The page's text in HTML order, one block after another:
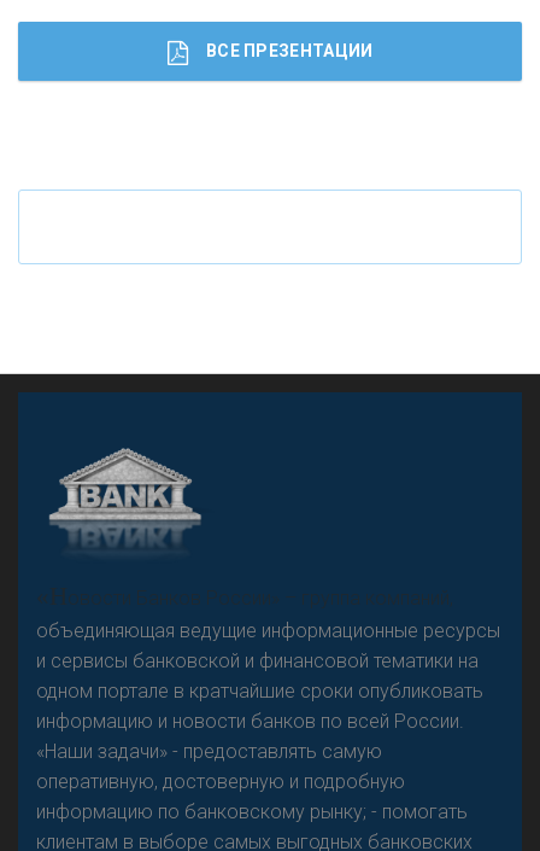
Резкого разворота на рынке автокредитов не
предвидится - «Интервью»
Что будет с наличными деньгами при цифровом
ВСЕ ПРЕЗЕНТАЦИИ
«Н
овости Банков России» – группа компаний,
объединяющая ведущие информационные ресурсы
и сервисы банковской и финансовой тематики на
одном портале в кратчайшие сроки опубликовать
информацию и новости банков по всей России.
«Наши задачи» - предоставлять самую
оперативную, достоверную и подробную
информацию по банковскому рынку; - помогать
клиентам в выборе самых выгодных банковских